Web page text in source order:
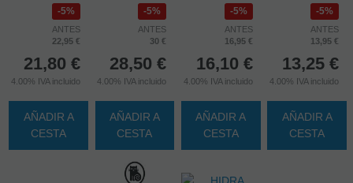
5%
ANTES
22,95 €
21,80 €
4.00% IVA incluido
AÑADIR A
CESTA
5%
ANTES
30 €
28,50 €
4.00% IVA incluido
AÑADIR A
CESTA
5%
ANTES
16,95 €
16,10 €
4.00% IVA incluido
AÑADIR A
CESTA
5%
ANTES
13,95 €
13,25 €
4.00% IVA incluido
AÑADIR A
CESTA